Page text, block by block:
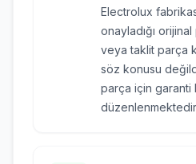
Electrolux
onayladığı
veya taklit parça
söz konusu
parça için garanti